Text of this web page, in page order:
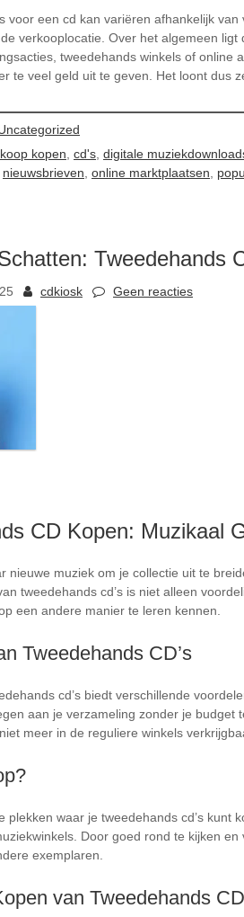
voor een cd kan variëren afhankelijk
verkooplocatie. Over het algemeen
tweedehands winkels of online
te veel geld uit te geven. Het loont dus
kopen cd's digitale
nieuwsbrieven online marktplaatsen
Tweedehands
cdkiosk Geen reacties
CD Kopen: Muzikaal
nieuwe muziek om je collectie uit te
tweedehands cd’s is niet alleen
een andere manier te leren kennen.
Tweedehands CD’s
cd’s biedt verschillende
aan je verzameling zonder je budget
meer in de reguliere winkels
plekken waar je tweedehands cd’s
Door goed rond te kijken
exemplaren.
van Tweedehands